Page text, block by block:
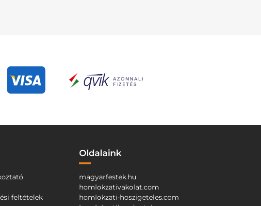
feltételek
Oldalaink
magyarfestek.hu
homlokzativakolat.com
homlokzati-hoszigeteles.com